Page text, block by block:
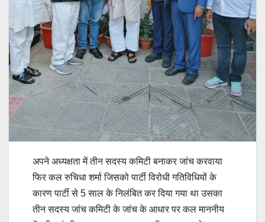
अपने अध्यक्षता में तीन सदस्य कमिटी बनाकर जांच करवाया
फिर कल रुचिधा शर्मा जिसको पार्टी विरोधी गतिविधियों के
कारण पार्टी से 5 साल के निलंबित कर दिया गया था उसका
तीन सदस्य जांच कमिटी के जांच के आधार पर कल माननीय